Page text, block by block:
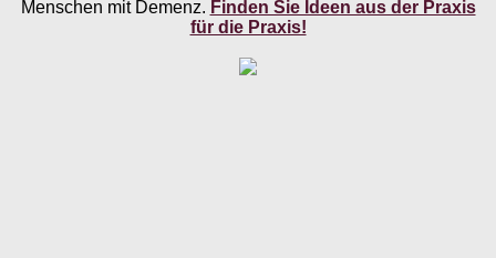
Menschen mit Demenz. Finden Sie Ideen aus der Praxis
für die Praxis!